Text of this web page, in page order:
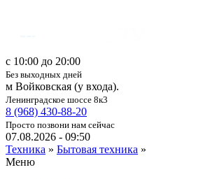
c 10:00 до 20:00
Без выходных дней
м Войковская (у входа).
Ленинградское шоссе 8к3
8 (968) 430-88-20
Просто позвони нам сейчас
07.08.2026 - 09:50
Техника » Бытовая техника »
Меню